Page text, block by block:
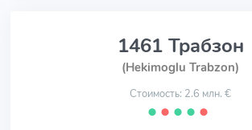
1461 Трабзон
(Hekimoglu Trabzon)
Стоимость: 2.6 млн. €
⬤ ⬤ ⬤ ⬤ ⬤